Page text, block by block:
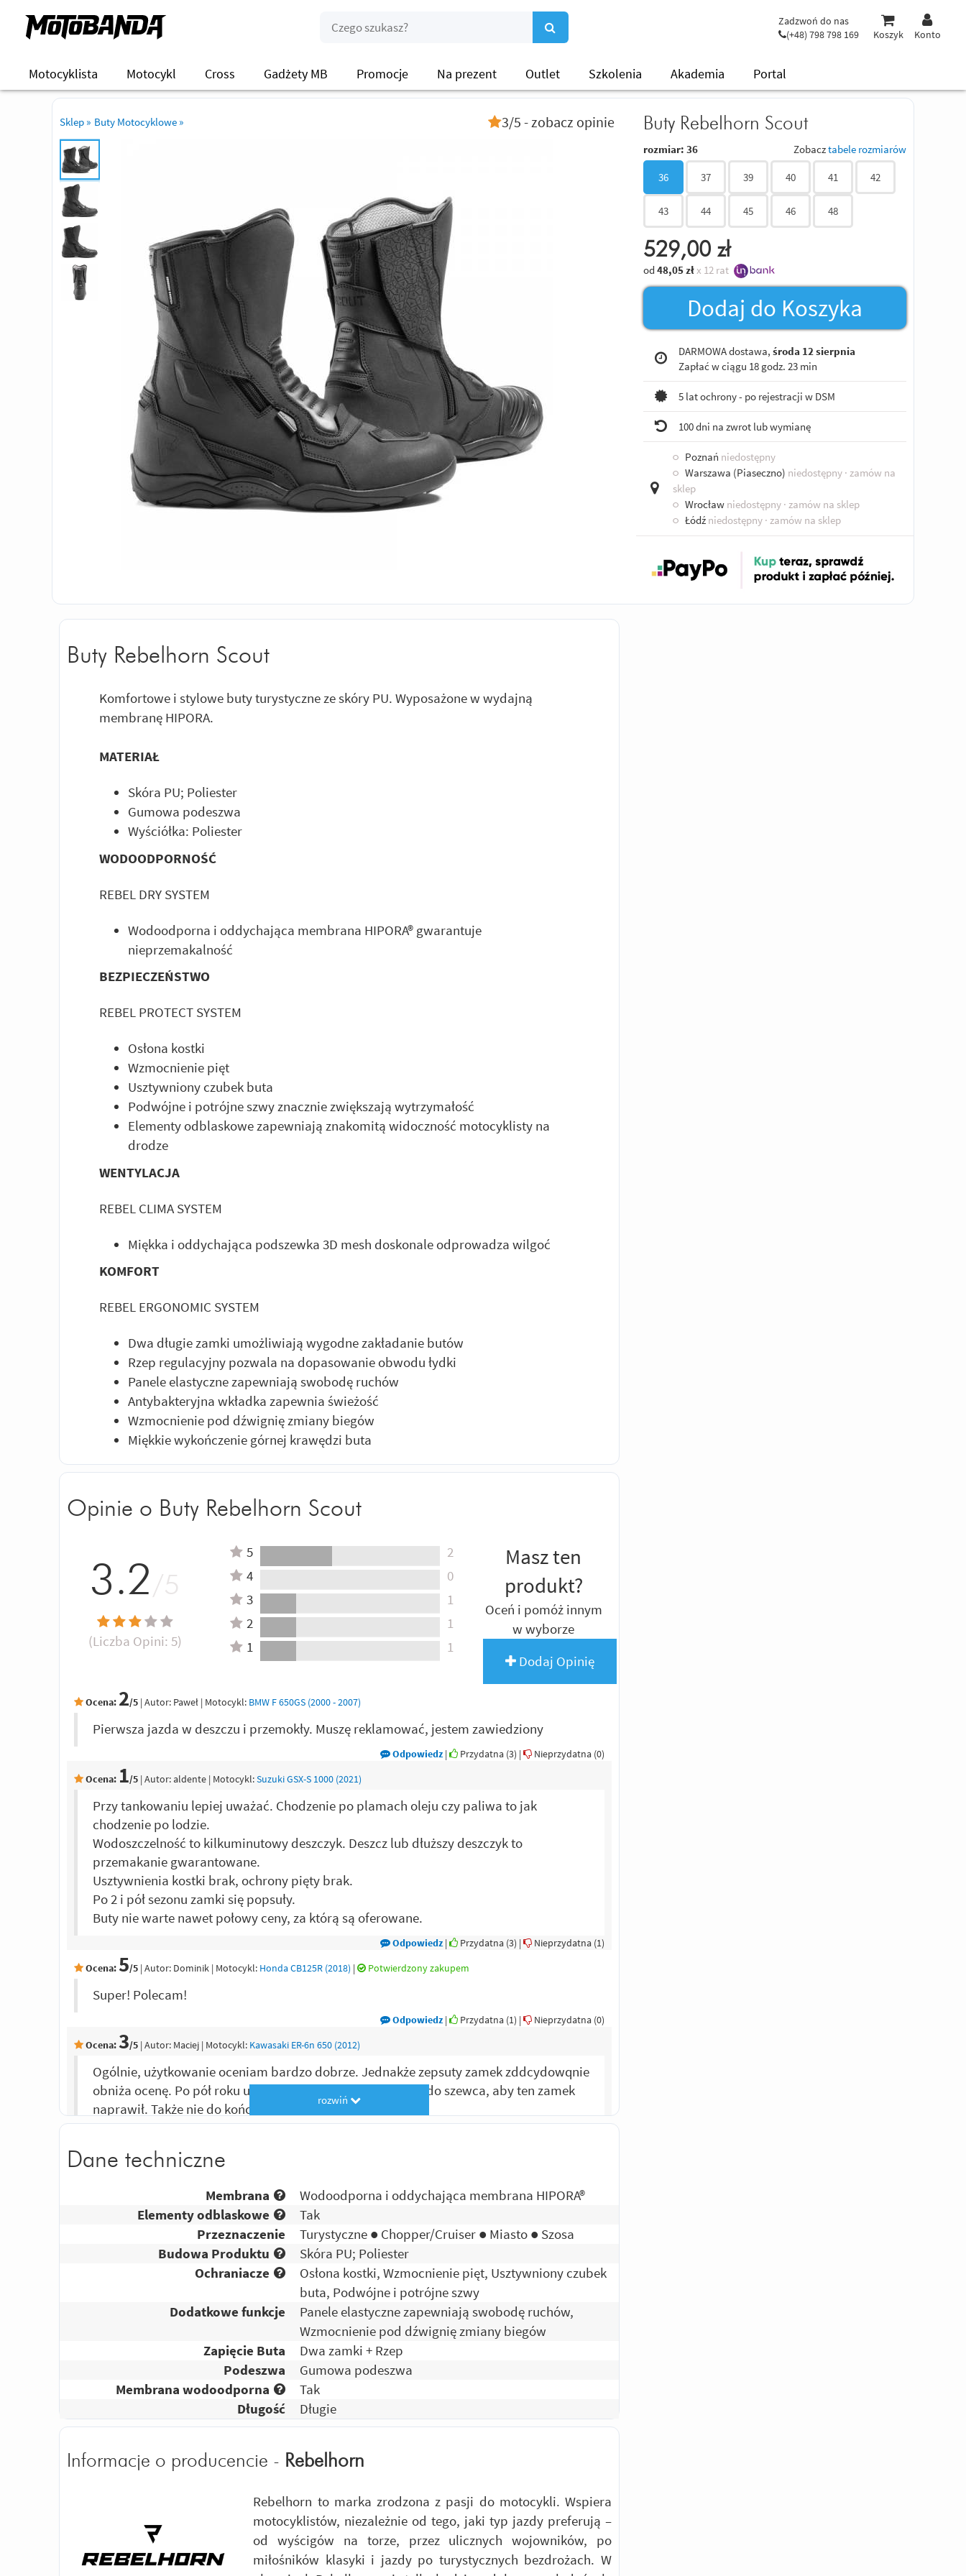
Zadzwoń do nas
(+48) 798 798 169
Koszyk Konto
Motocyklista Motocykl Cross Gadżety MB Promocje Na prezent Outlet Szkolenia Akademia Portal
Sklep » Buty Motocyklowe » 3/5 - zobacz opinie Buty Rebelhorn Scout
rozmiar: 36 Zobacztabele rozmiarów
36 37 39 40 41 42
43 44 45 46 48
529,00 zł
od 48,05 zł x 12 rat
Dodaj do Koszyka
DARMOWA dostawa, środa 12 sierpnia
Zapłać w ciągu 18 godz. 23 min
5 lat ochrony - po rejestracji w DSM
100 dni na zwrot lub wymianę
○ Poznań niedostępny
○ Warszawa (Piaseczno) niedostępny · zamów na
sklep
○ Wrocław niedostępny · zamów na sklep
○ Łódź niedostępny · zamów na sklep
Buty Rebelhorn Scout
Komfortowe i stylowe buty turystyczne ze skóry PU. Wyposażone w wydajną
membranę HIPORA.
MATERIAŁ
Skóra PU; Poliester
Gumowa podeszwa
Wyściółka: Poliester
WODOODPORNOŚĆ
REBEL DRY SYSTEM
Wodoodporna i oddychająca membrana HIPORA® gwarantuje
nieprzemakalność
BEZPIECZEŃSTWO
REBEL PROTECT SYSTEM
Osłona kostki
Wzmocnienie pięt
Usztywniony czubek buta
Podwójne i potrójne szwy znacznie zwiększają wytrzymałość
Elementy odblaskowe zapewniają znakomitą widoczność motocyklisty na
drodze
WENTYLACJA
REBEL CLIMA SYSTEM
Miękka i oddychająca podszewka 3D mesh doskonale odprowadza wilgoć
KOMFORT
REBEL ERGONOMIC SYSTEM
Dwa długie zamki umożliwiają wygodne zakładanie butów
Rzep regulacyjny pozwala na dopasowanie obwodu łydki
Panele elastyczne zapewniają swobodę ruchów
Antybakteryjna wkładka zapewnia świeżość
Wzmocnienie pod dźwignię zmiany biegów
Miękkie wykończenie górnej krawędzi buta
Opinie o Buty Rebelhorn Scout
3.2 /5
(Liczba Opini: 5)
5
2
4
0
3
1
2
1
1
1
Masz ten
produkt?
Oceń i pomóż innym
w wyborze
Dodaj Opinię
Ocena: 2/5 | Autor: Paweł | Motocykl: BMW F 650GS (2000 - 2007)
Pierwsza jazda w deszczu i przemokły. Muszę reklamować, jestem zawiedziony
Odpowiedz| Przydatna (3) | Nieprzydatna (0)
Ocena: 1/5 | Autor:aldente | Motocykl:Suzuki GSX-S 1000 (2021)
Przy tankowaniu lepiej uważać. Chodzenie po plamach oleju czy paliwa to jak
chodzenie po lodzie.
Wodoszczelność to kilkuminutowy deszczyk. Deszcz lub dłuższy deszczyk to
przemakanie gwarantowane.
Usztywnienia kostki brak, ochrony pięty brak.
Po 2 i pół sezonu zamki się popsuły.
Buty nie warte nawet połowy ceny, za którą są oferowane.
Odpowiedz| Przydatna (3) | Nieprzydatna (1)
Ocena: 5/5 | Autor: Dominik | Motocykl: Honda CB125R (2018) | Potwierdzony zakupem
Super! Polecam!
Odpowiedz| Przydatna (1) | Nieprzydatna (0)
Ocena:3/5 | Autor: Maciej | Motocykl: Kawasaki ER-6n 650 (2012)
Ogólnie, użytkowanie oceniam bardzo dobrze. Jednakże zepsuty zamek zddcydowqnie
obniża ocenę. Po pół roku użytkowania muszę oddać buty do szewca, aby ten zamek
naprawił. Także nie do końca polecam produkt.
Ocena: 5/5|Autor:Dolas| Motocykl:
Buty bardzo wygodne, po pierwszym sezonie użytkowania jestem bardzo zadowolony.
Odpowiedz| Przydatna ( 0)| Nieprzydatna (
rozwiń
Dane techniczne
Membrana
Wodoodporna i oddychająca membrana HIPORA®
Elementy odblaskowe
Tak
Przeznaczenie
Turystyczne ● Chopper/Cruiser ● Miasto ● Szosa
Budowa Produktu
Skóra PU; Poliester
Ochraniacze
Osłona kostki, Wzmocnienie pięt, Usztywniony czubek
buta, Podwójne i potrójne szwy
Dodatkowe funkcje
Panele elastyczne zapewniają swobodę ruchów,
Wzmocnienie pod dźwignię zmiany biegów
Zapięcie Buta
Dwa zamki + Rzep
Podeszwa
Gumowa podeszwa
Membrana wodoodporna
Tak
Długość
Długie
Informacje o producencie - Rebelhorn
Rebelhorn to marka zrodzona z pasji do motocykli. Wspiera
motocyklistów, niezależnie od tego, jaki typ jazdy preferują –
od wyścigów na torze, przez ulicznych wojowników, po
miłośników klasyki i jazdy po turystycznych bezdrożach. W